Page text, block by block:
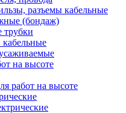
разъемы кабельные
(бондаж)
трубки
на высоте
работ на высоте